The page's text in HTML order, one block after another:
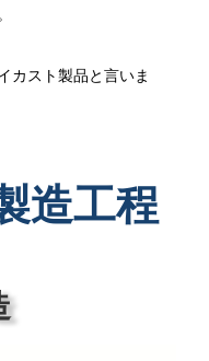
カスト製品と言いま
造工程